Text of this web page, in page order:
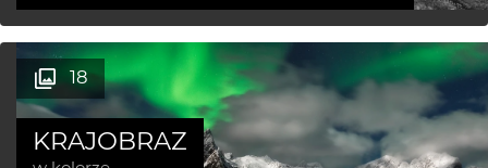
18
KRAJOBRAZ